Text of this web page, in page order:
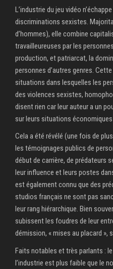
L’industrie du jeu vidéo
discriminations sexistes.
d’hommes), elle combine
travailleureuses par les
production, et patriarcat, la
personnes d’autres genres.
situations dans lesquelles les
des violences sexistes,
disent rien car leur auteur a un
sur leurs situations économiques
Cela a été révélé (une fois de
les témoignages publics de
début de carrière, de prédateurs
leur influence et leurs postes
est également connu que des
studios français ne sont pas
leur rang hiérarchique. Bien
subissent les foudres de leur
démission, « mises au placard »,
Faits notables et très parlants :
l’industrie est plus faible que le